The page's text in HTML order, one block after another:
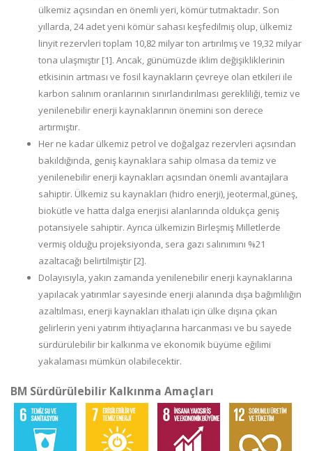
ülkemiz açısından en önemli yeri, kömür tutmaktadır. Son
yıllarda, 24 adet yeni kömür sahası keşfedilmiş olup, ülkemiz
linyit rezervleri toplam 10,82 milyar ton artırılmış ve 19,32 milyar
tona ulaşmıştır [1]. Ancak, günümüzde iklim değişikliklerinin
etkisinin artması ve fosil kaynakların çevreye olan etkileri ile
karbon salınım oranlarının sınırlandırılması gerekliliği, temiz ve
yenilenebilir enerji kaynaklarının önemini son derece
artırmıştır.
Her ne kadar ülkemiz petrol ve doğalgaz rezervleri açısından
bakıldığında, geniş kaynaklara sahip olmasa da temiz ve
yenilenebilir enerji kaynakları açısından önemli avantajlara
sahiptir. Ülkemiz su kaynakları (hidro enerji), jeotermal,güneş,
biokütle ve hatta dalga enerjisi alanlarında oldukça geniş
potansiyele sahiptir. Ayrıca ülkemizin Birleşmiş Milletlerde
vermiş olduğu projeksiyonda, sera gazı salınımını %21
azaltacağı belirtilmiştir [2].
Dolayısıyla, yakın zamanda yenilenebilir enerji kaynaklarına
yapılacak yatırımlar sayesinde enerji alanında dışa bağımlılığın
azaltılması, enerji kaynakları ithalatı için ülke dışına çıkan
gelirlerin yeni yatırım ihtiyaçlarına harcanması ve bu sayede
sürdürülebilir bir kalkınma ve ekonomik büyüme eğilimi
yakalaması mümkün olabilecektir.
BM Sürdürülebilir Kalkınma Amaçları